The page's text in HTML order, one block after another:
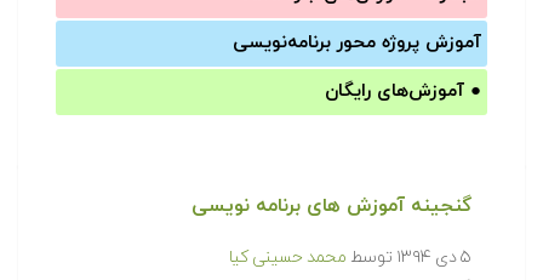
آموزش‌ پروژه محور برنامه‌نویسی
● آموزش‌های رایگان
گنجینه آموزش های برنامه نویسی
۵ دی ۱۳۹۴ توسط محمد حسینی کیا